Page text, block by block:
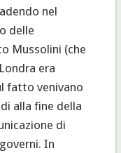
nel
delle
Mussolini (che
era
fatto venivano
alla fine della
di
In